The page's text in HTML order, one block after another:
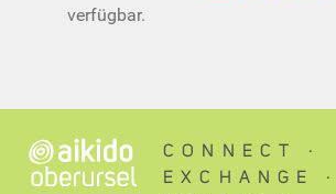
verfügbar.
CONNECT ∙
EXCHANGE ∙